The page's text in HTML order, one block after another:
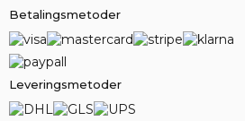
Betalingsmetoder
Leveringsmetoder